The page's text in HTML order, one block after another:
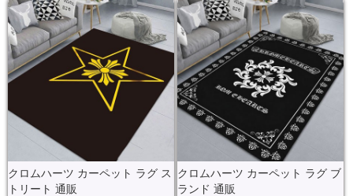
クロムハーツ カーペット ラグ ス
トリート 通販
クロムハーツ カーペット ラグ ブ
ランド 通販